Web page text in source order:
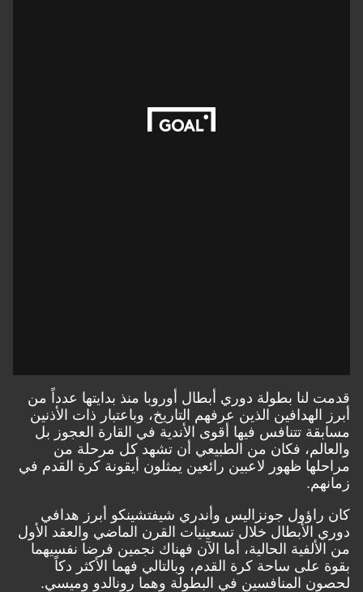
بطولة دوري أبطال أوروبا منذ بدايتها عدداً من
الذين عرفهم التاريخ، وباعتبار ذات الأذنين
تتنافس فيها أقوى الأندية في القارة العجوز بل
فكان من الطبيعي أن تشهد كل مرحلة من
ظهور لاعبين رائعين يمثلون أيقونة كرة القدم في
جونزاليس وأندري شيفتشينكو أبرز هدافي
خلال تسعينيات القرن الماضي والعقد الأول
الحالية، أما الآن فهناك نجمين فرضا نفسيهما
ساحة كرة القدم، وبالتالي فهما الأكثر دكاً
المنافسين في البطولة وهما رونالدو وميسي.